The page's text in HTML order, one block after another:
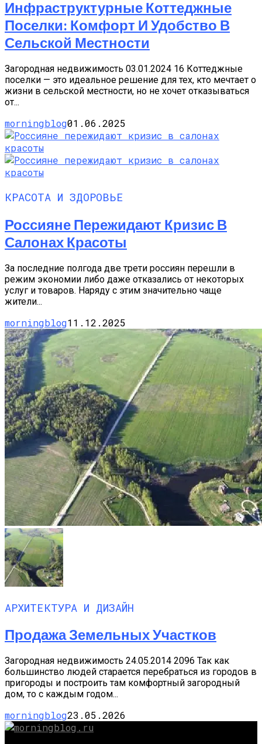
Инфраструктурные Коттеджные
Поселки: Комфорт И Удобство В
Сельской Местности
Загородная недвижимость 03.01.2024 16 Коттеджные
поселки — это идеальное решение для тех, кто мечтает о
жизни в сельской местности, но не хочет отказываться
от...
morningblog01.06.2025
КРАСОТА И ЗДОРОВЬЕ
Россияне Пережидают Кризис В
Салонах Красоты
За последние полгода две трети россиян перешли в
режим экономии либо даже отказались от некоторых
услуг и товаров. Наряду с этим значительно чаще
жители...
morningblog11.12.2025
АРХИТЕКТУРА И ДИЗАЙН
Продажа Земельных Участков
Загородная недвижимость 24.05.2014 2096 Так как
большинство людей старается перебраться из городов в
пригороды и построить там комфортный загородный
дом, то с каждым годом...
morningblog23.05.2026